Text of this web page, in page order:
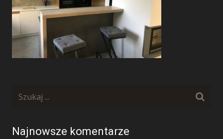
Realizacje
Kontakt
Najnowsze komentarze